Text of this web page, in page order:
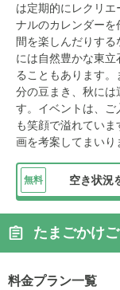
は定期的にレクリ
ナルのカレンダー
間を楽しんだりす
には自然豊かな東
ることもあります
分の豆まき、秋には
す。イベントは、
も笑顔で溢れてい
画を考案してまいり
無料 空き状況
たまごかけ
料金プラン一覧